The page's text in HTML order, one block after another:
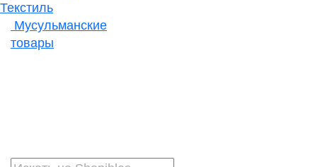
Текстиль
Мусульманские
товары